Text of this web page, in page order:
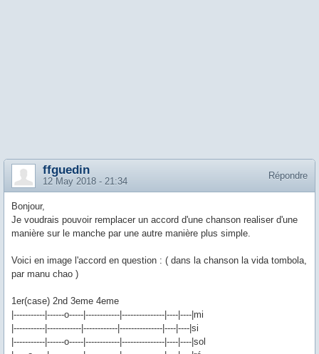
Répondre
ffguedin
12 May 2018 - 21:34
Bonjour,
Je voudrais pouvoir remplacer un accord d'une chanson realiser d'une
manière sur le manche par une autre manière plus simple.
Voici en image l'accord en question : ( dans la chanson la vida tombola,
par manu chao )
1er(case) 2nd 3eme 4eme
|-----------|------o-----|------------|---------------|----|----|mi
|-----------|------------|------------|---------------|----|----|si
|-----------|------o-----|------------|---------------|----|----|sol